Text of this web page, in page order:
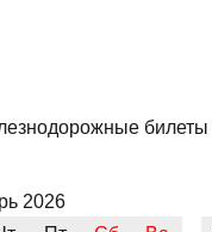
билеты
2026